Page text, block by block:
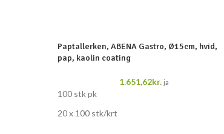
Paptallerken, ABENA Gastro, Ø15cm, hvid,
pap, kaolin coating
1.651,62kr. ja
100 stk pk
20 x 100 stk/krt